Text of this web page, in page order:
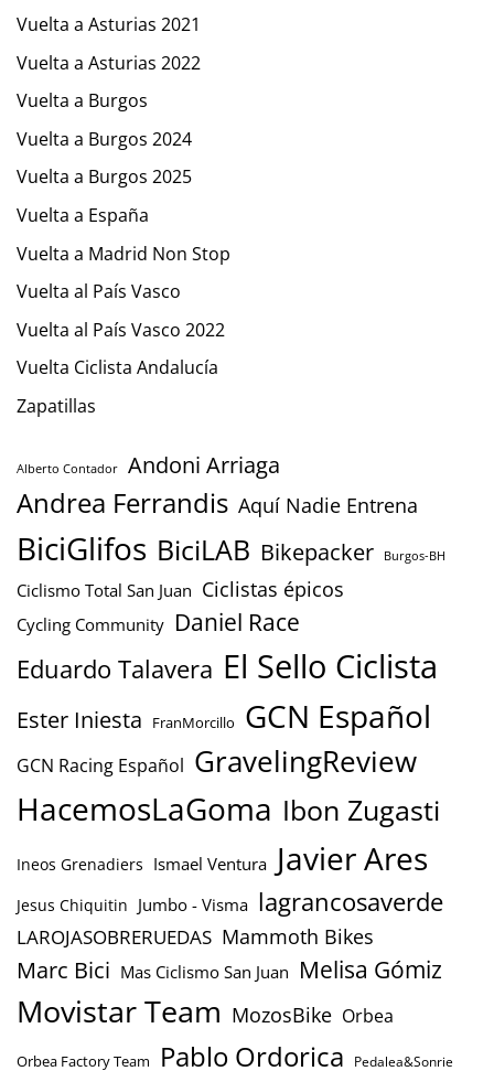
Vuelta a Asturias 2021
Vuelta a Asturias 2022
Vuelta a Burgos
Vuelta a Burgos 2024
Vuelta a Burgos 2025
Vuelta a España
Vuelta a Madrid Non Stop
Vuelta al País Vasco
Vuelta al País Vasco 2022
Vuelta Ciclista Andalucía
Zapatillas
Alberto Contador Andoni Arriaga
Andrea Ferrandis Aquí Nadie Entrena
BiciGlifos BiciLAB Bikepacker Burgos-BH
Ciclismo Total San Juan Ciclistas épicos
Cycling Community Daniel Race
Eduardo Talavera El Sello Ciclista
Ester Iniesta FranMorcillo GCN Español
GCN Racing Español GravelingReview
HacemosLaGoma Ibon Zugasti
Ineos Grenadiers Ismael Ventura Javier Ares
Jesus Chiquitin Jumbo - Visma lagrancosaverde
LAROJASOBRERUEDAS Mammoth Bikes
Marc Bici Mas Ciclismo San Juan Melisa Gómiz
Movistar Team MozosBike Orbea
Orbea Factory Team Pablo Ordorica Pedalea&Sonrie